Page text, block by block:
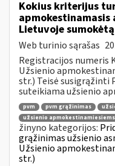
Kokius kriterijus
Lietuvoje sumokėtą
Web turinio sąrašas
Registracijos numeris
Užsienio
str.) Teisė susigrąžinti
suteikiama užsienio
pvm pvm grąžinimas
užsienio
žinyno kategorijos:
grąžinimas užsienio
Užsienio
str.)